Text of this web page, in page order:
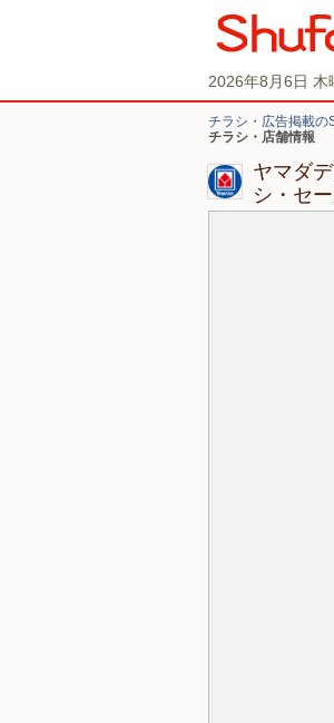
2026年8月6日 木
チラシ・広告掲載の
チラシ・店舗情報
ヤマダ
シ・セ